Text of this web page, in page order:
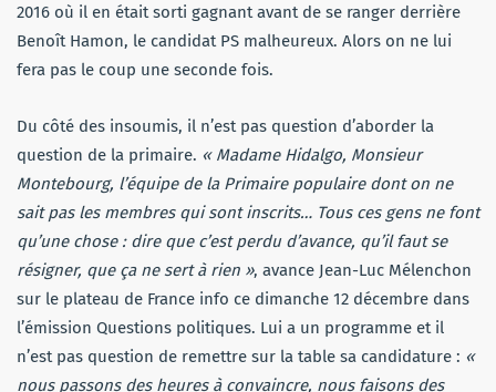
2016 où il en était sorti gagnant avant de se ranger derrière
Benoît Hamon, le candidat PS malheureux. Alors on ne lui
fera pas le coup une seconde fois.
Du côté des insoumis, il n’est pas question d’aborder la
question de la primaire. « Madame Hidalgo, Monsieur
Montebourg, l’équipe de la Primaire populaire dont on ne
sait pas les membres qui sont inscrits… Tous ces gens ne font
qu’une chose : dire que c’est perdu d’avance, qu’il faut se
résigner, que ça ne sert à rien », avance Jean-Luc Mélenchon
sur le plateau de France info ce dimanche 12 décembre dans
l’émission Questions politiques. Lui a un programme et il
n’est pas question de remettre sur la table sa candidature : «
nous passons des heures à convaincre, nous faisons des